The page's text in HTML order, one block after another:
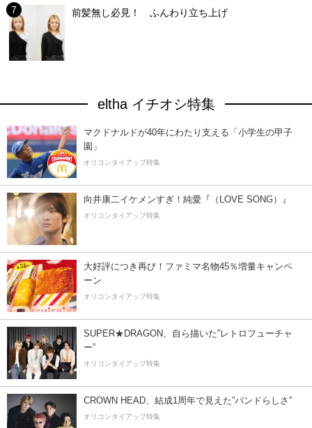
前髪無し必見！ ふんわり立ち上げ
eltha イチオシ特集
マクドナルドが40年にわたり支える「小学生の甲子
園」
オリコンタイアップ特集
向井康二イケメンすぎ！純愛『（LOVE SONG）』
オリコンタイアップ特集
大好評につき再び！ファミマ名物45％増量キャンペ
ーン
オリコンタイアップ特集
SUPER★DRAGON、自ら描いた”レトロフューチャ
ー”
オリコンタイアップ特集
CROWN HEAD、結成1周年で見えた”バンドらしさ”
オリコンタイアップ特集